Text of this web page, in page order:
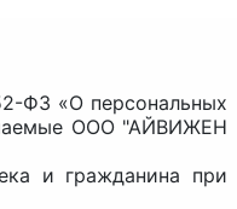
ФЗ «О персональных
ООО "АЙВИЖЕН
и гражданина при